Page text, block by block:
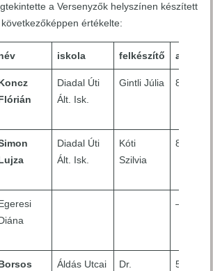
a Versenyzők helyszínen készített
értékelte:
iskola felkészítő anyag
Diadal Úti
Ált. Isk.
Gintli Júlia 8
Diadal Úti
Ált. Isk.
Kóti
Szilvia
8
–
Áldás Utcai
Dr.
5